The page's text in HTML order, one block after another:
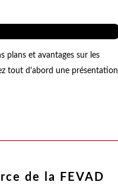
plans et avantages sur les
tout d'abord une présentation
de la FEVAD